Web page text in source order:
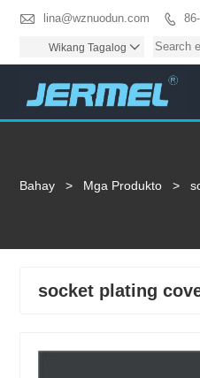
 lina@wznuodun.com 
Wikang Tagalog 
Bahay > Mga Produkto >
socket plating